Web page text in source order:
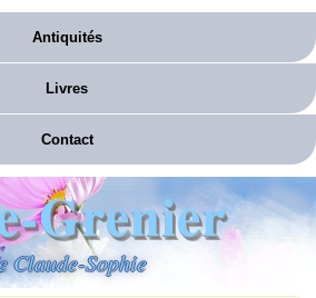
Antiquités
Livres
Contact
Grenier
Claude-Sophie